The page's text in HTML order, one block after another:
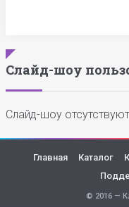
Слайд-шоу
Слайд-шоу
Главная Каталог
© 2016 —